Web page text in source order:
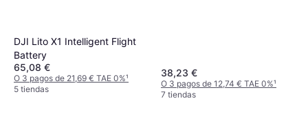
DJI Lito X1 Intelligent Flight
Battery
65,08 €
O 3 pagos de 21,69 € TAE 0%¹
5 tiendas
38,23 €
O 3 pagos de 12,74 € TAE 0%¹
7 tiendas